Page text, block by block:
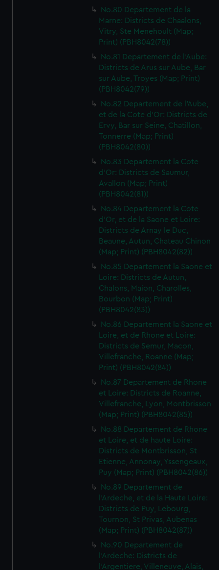
No.80 Departement de la
Marne: Districts de Chaalons,
Vitry, Ste Menehoult (Map;
Print) (PBH8042(78))
No.81 Departement de l'Aube:
Districts de Arus sur Aube, Bar
sur Aube, Troyes (Map; Print)
(PBH8042(79))
No.82 Departement de l'Aube,
et de la Cote d'Or: Districts de
Ervy, Bar sur Seine, Chatillon,
Tonnerre (Map; Print)
(PBH8042(80))
No.83 Departement la Cote
d'Or: Districts de Saumur,
Avallon (Map; Print)
(PBH8042(81))
No.84 Departement la Cote
d'Or, et de la Saone et Loire:
Districts de Arnay le Duc,
Beaune, Autun, Chateau Chinon
(Map; Print) (PBH8042(82))
No.85 Departement la Saone et
Loire: Districts de Autun,
Chalons, Maion, Charolles,
Bourbon (Map; Print)
(PBH8042(83))
No.86 Departement la Saone et
Loire, et de Rhone et Loire:
Districts de Semur, Macon,
Villefranche, Roanne (Map;
Print) (PBH8042(84))
No.87 Departement de Rhone
et Loire: Districts de Roanne,
Villefranche, Lyon, Montbrisson
(Map; Print) (PBH8042(85))
No.88 Departement de Rhone
et Loire, et de haute Loire:
Districts de Montbrisson, St
Etienne, Annonay, Yssengeaux,
Puy (Map; Print) (PBH8042(86))
No.89 Departement de
l'Ardeche, et de la Haute Loire:
Districts de Puy, Lebourg,
Tournon, St Privas, Aubenas
(Map; Print) (PBH8042(87))
No.90 Departement de
l'Ardeche: Districts de
l'Argentiere, Villeneuve, Alais,